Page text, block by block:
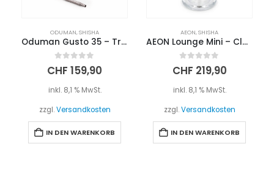
ODUMAN,SHISHA
Oduman Gusto 35 – Transparent
0 out of 5
CHF 159,90
inkl. 8,1 % MwSt.
zzgl.Versandkosten
IN DEN WARENKORB
AEON,SHISHA
AEON Lounge Mini – Clear
0 out of 5
CHF 219,90
inkl. 8,1 % MwSt.
zzgl.Versandkosten
IN DEN WARENKORB